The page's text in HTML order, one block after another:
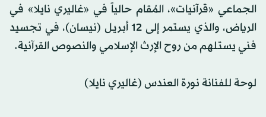
الجماعي «قرآنيات»، المُقام حالياً في «غاليري نايلا» في
الرياض، والذي يستمر إلى 12 أبريل (نيسان)، في تجسيد
فني يستلهم من روح الإرث الإسلامي والنصوص القرآنية.
لوحة للفنانة نورة العندس (غاليري نايلا)